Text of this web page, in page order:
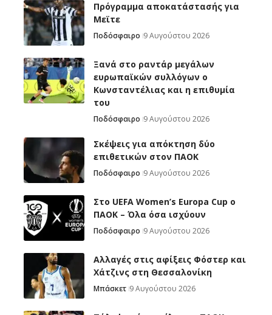
Πρόγραμμα αποκατάστασής για
Μεϊτε
Ποδόσφαιρο 9 Αυγούστου 2026
Ξανά στο ραντάρ μεγάλων
ευρωπαϊκών συλλόγων ο
Κωνσταντέλιας και η επιθυμία
του
Ποδόσφαιρο 9 Αυγούστου 2026
Σκέψεις για απόκτηση δύο
επιθετικών στον ΠΑΟΚ
Ποδόσφαιρο 9 Αυγούστου 2026
Στο UEFA Women’s Europa Cup ο
ΠΑΟΚ – Όλα όσα ισχύουν
Ποδόσφαιρο 9 Αυγούστου 2026
Αλλαγές στις αφίξεις Φόστερ και
Χάτζινς στη Θεσσαλονίκη
Μπάσκετ 9 Αυγούστου 2026